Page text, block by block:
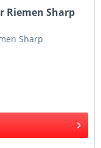
Riemen Sharp
Sharp